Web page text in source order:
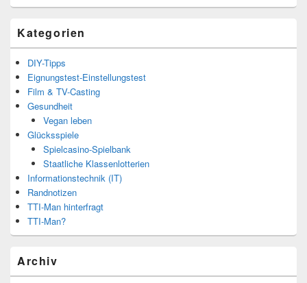
Kategorien
DIY-Tipps
Eignungstest-Einstellungstest
Film & TV-Casting
Gesundheit
Vegan leben
Glücksspiele
Spielcasino-Spielbank
Staatliche Klassenlotterien
Informationstechnik (IT)
Randnotizen
TTI-Man hinterfragt
TTI-Man?
Archiv